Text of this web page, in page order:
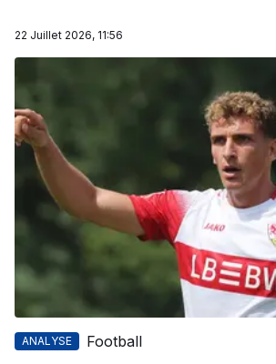
22 Juillet 2026, 11:56
ANALYSE Football